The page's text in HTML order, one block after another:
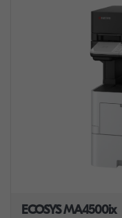
ECOSYS MA4500ix